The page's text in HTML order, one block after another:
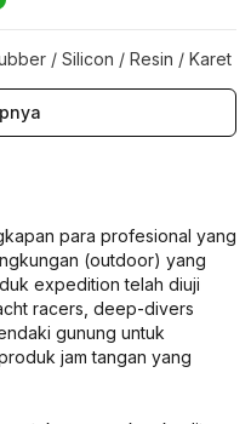
/ Silicon / Resin / Karet
para profesional yang
(outdoor) yang
expedition telah diuji
racers, deep-divers
gunung untuk
jam tangan yang